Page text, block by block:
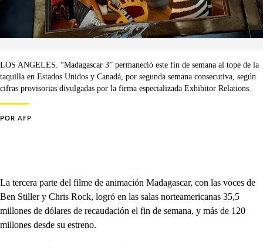
LOS ANGELES. “Madagascar 3” permaneció este fin de semana al tope de la
taquilla en Estados Unidos y Canadá, por segunda semana consecutiva, según
cifras provisorias divulgadas por la firma especializada Exhibitor Relations.
POR AFP
La tercera parte del filme de animación Madagascar, con las voces de
Ben Stiller y Chris Rock, logró en las salas norteamericanas 35,5
millones de dólares de recaudación el fin de semana, y más de 120
millones desde su estreno.